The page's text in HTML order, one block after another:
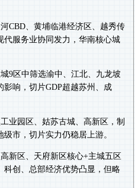
CBD、黄埔临港经济区、越秀传
代服务业协同发力，华南核心城
9区中筛选渝中、江北、九龙坡
响，切片GDP超越苏州、成
业园区、姑苏古城、高新区，制
市，切片实力仍稳居上游。
新区、天府新区核心+主城五区
科创、总部经济优势凸显，但略